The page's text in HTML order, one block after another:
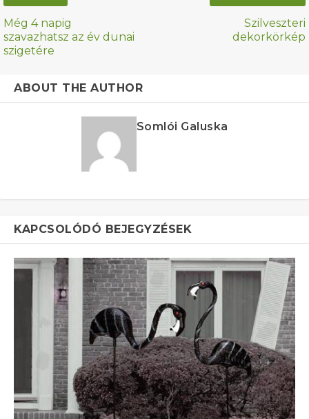
Még 4 napig
szavazhatsz az év dunai
szigetére
Szilveszteri
dekorkörkép
ABOUT THE AUTHOR
Somlói Galuska
KAPCSOLÓDÓ BEJEGYZÉSEK